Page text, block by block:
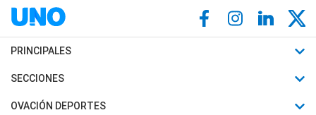
PRINCIPALES
Últimas Noticias
Política
SECCIONES
Horóscopo
OVACIÓN DEPORTES